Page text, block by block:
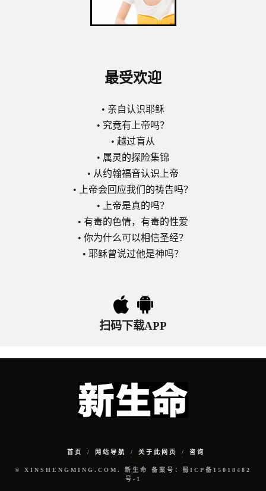
最受欢迎
• 亲自认识耶稣
• 究竟有上帝吗？
• 越过盲从
• 属灵的探险集锦
• 从约翰福音认识上帝
•
上帝会回应我们的祷告吗？
•
上帝是真的吗？
• 有毒的色情，有毒的性爱
• 你为什么可以相信圣经？
• 耶稣曾说过他是神吗？
扫码下载APP
首页 网站导航 关于此网页 咨询
© XINSHENGMING.COM. 新生命 备案号：蜀ICP备15018482
号-1